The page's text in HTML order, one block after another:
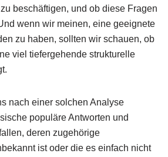
beschäftigen, und ob diese Fragen
wenn wir meinen, eine geeignete
zu haben, sollten wir schauen, ob
viel tiefergehende strukturelle
nach einer solchen Analyse
populäre Antworten und
deren zugehörige
ist oder die es einfach nicht